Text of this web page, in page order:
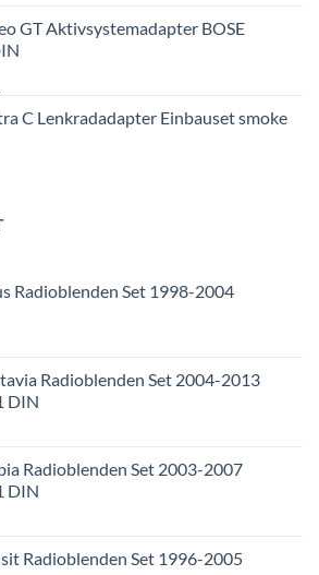
GT Aktivsystemadapter BOSE
C Lenkradadapter Einbauset smoke
Radioblenden Set 1998-2004
Radioblenden Set 2004-2013
DIN
Radioblenden Set 2003-2007
DIN
Radioblenden Set 1996-2005